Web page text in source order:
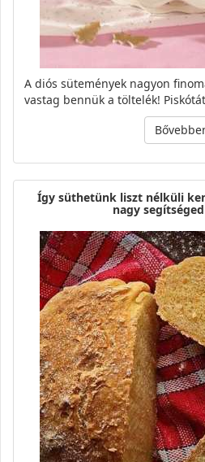
A diós sütemények nagyon
vastag bennük a töltelék!
Így süthetünk liszt nélküli
nagy